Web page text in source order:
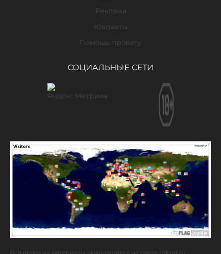
Реклама
Контакты
Помощь проекту
СОЦИАЛЬНЫЕ СЕТИ
Все права на материалы, находящиеся на сайте zolord.ru,